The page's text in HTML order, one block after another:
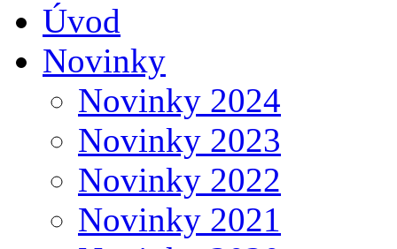
Úvod
Novinky
Novinky 2024
Novinky 2023
Novinky 2022
Novinky 2021